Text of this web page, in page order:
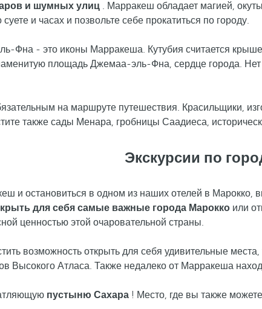
и шумных улиц . Марракеш обладает магией,
и часах и позвольте себе прокатиться по городу.
Фна - это иконы Марракеша. Кутубия считается
площадь Джемаа-эль-Фна, сердце города.
на маршруте путешествия. Красильщики,
также сады Менара, гробницы Саадиеса,
Экскурсии по
и остановиться в одном из наших отелей в
для себя самые важные города Марокко или
ценностью этой очаровательной страны.
возможность открыть для себя удивительные места,
Высокого Атласа. Также недалеко от Марракеша
пустыню Сахара ! Место, где вы также